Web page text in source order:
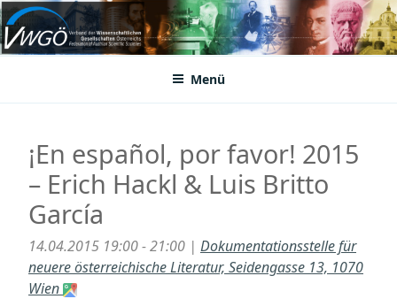
Zum
Inhalt
springenVWGÖ
Federation of Austrian Scientific Societies
Menü
¡En español, por favor! 2015
– Erich Hackl & Luis Britto
García
14.04.2015 19:00 - 21:00 | Dokumentationsstelle für
neuere österreichische Literatur, Seidengasse 13, 1070
Wien